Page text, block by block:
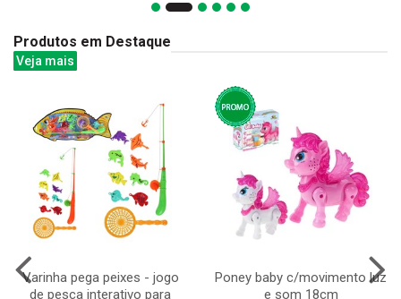
Produtos em Destaque
Veja mais
Varinha pega peixes - jogo
de pesca interativo para
Poney baby c/movimento luz
e som 18cm